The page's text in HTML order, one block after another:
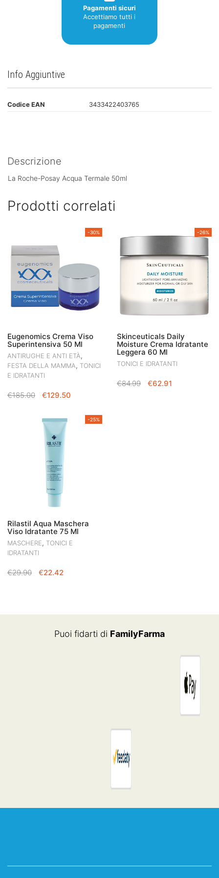
Pagamenti sicuri
Accettiamo tutti i
pagamenti
Info Aggiuntive
Codice EAN 3433422403765
Descrizione
La Roche-Posay Acqua Termale 50ml
Prodotti correlati
-30%
Eugenomics Crema Viso
Superintensiva 50 Ml
ANTIRUGHE E ANTI ETÀ,
FESTA DELLA MAMMA, TONICI
E IDRATANTI
€185.00
IL
ERA:
€185.00.
€129.50
ATTUALE
-26%
Skinceuticals Daily
Moisture Crema Idratante
Leggera 60 Ml
TONICI E IDRATANTI
€84.99
IL
€62.91
-25%
Rilastil Aqua Maschera
Viso Idratante 75 Ml
MASCHERE, TONICI E
IDRATANTI
€29.90
IL
€29.90.
€22.42
€22.42.
Puoi fidarti di FamilyFarma